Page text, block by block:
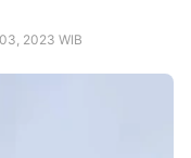
2023 WIB